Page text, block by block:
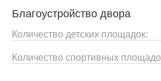
Благоустройство двора
Количество детских площадок:
Количество спортивных